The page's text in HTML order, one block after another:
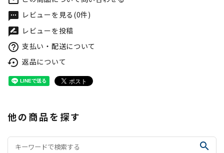
textsms レビューを見る(0件)
rate_review レビューを投稿
help_outline 支払い・配送について
settings_backup_restore 返品について
他の商品を探す
search